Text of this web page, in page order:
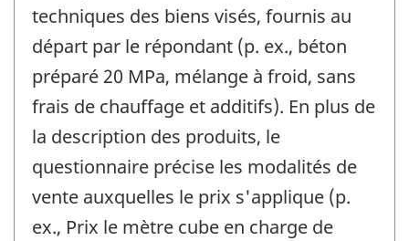
techniques des biens visés, fournis au
départ par le répondant (p. ex., béton
préparé 20 MPa, mélange à froid, sans
frais de chauffage et additifs). En plus de
la description des produits, le
questionnaire précise les modalités de
vente auxquelles le prix s'applique (p.
ex., Prix le mètre cube en charge de